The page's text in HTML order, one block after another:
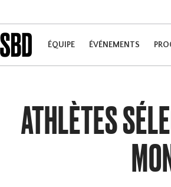
ÉQUIPE ÉVÉNEMENTS
ATHLÈTES